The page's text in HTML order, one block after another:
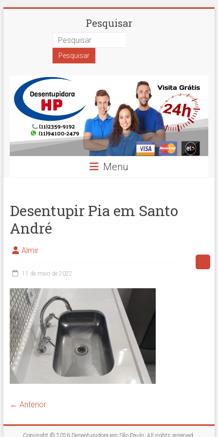
Desentupidora
Paulo
Hidro
Prime
Pesquisar
Menu
Desentupir Pia em Santo
André
Almir
11 de maio de 2022
← Anterior
Copyright © 2026 Desentupidora em São Paulo . All rights reserved.